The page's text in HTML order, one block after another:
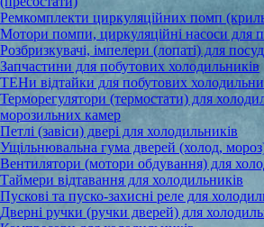
Ремкомплекти циркуляційних помп
Мотори помпи, циркуляційні насоси для
Розбризкувачі, імпелери (лопаті) для
Запчастини для побутових холодильників
ТЕНи відтайки для побутових
Терморегулятори (термостати) для
морозильних камер
Петлі (завіси) двері для холодильників
Ущільнювальна гума дверей (холод,
Вентилятори (мотори обдування) для
Таймери відтавання для холодильників
Пускові та пуско-захисні реле для
Дверні ручки (ручки дверей) для